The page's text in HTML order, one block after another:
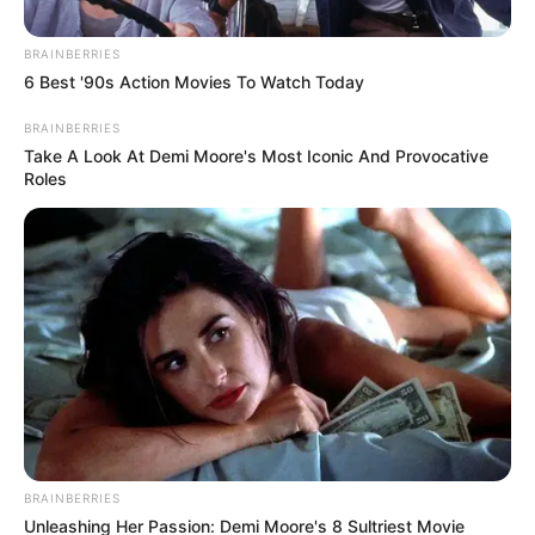
સાડાસાતી
હાલમાં, શનિ મીનમાં છે, જેના કારણે શનિની
સાડાસાતીનો પ્રથમ તબક્કો કુંભ, મીન અને મેષ રાશિને
અસર કરી રહ્યો છે. સિંહ અને ધનુ રાશિ પણ શનિના
ધૈયાનો અનુભવ કરી રહ્યા છે. જોકે, 2027 માં આ
પરિસ્થિતિ બદલાવાની છે, જ્યારે શનિ તેની રાશિ
બદલશે.
BRAINBERRIES
6 Best '90s Action Movies To Watch Today
BRAINBERRIES
Take A Look At Demi Moore's Most Iconic And Provocative
Roles
BRAINBERRIES
Unleashing Her Passion: Demi Moore's 8 Sultriest Movie